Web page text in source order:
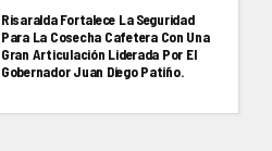
Risaralda Fortalece La Seguridad
Para La Cosecha Cafetera Con Una
Gran Articulación Liderada Por El
Gobernador Juan Diego Patiño.